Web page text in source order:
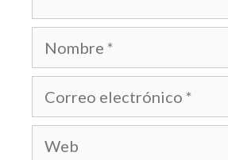
Nombre
Correo
electrónico
Web